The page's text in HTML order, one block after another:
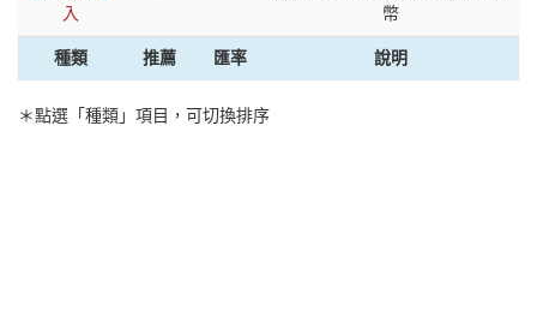
入
幣
種類 推薦 匯率 說明
＊點選「種類」項目，可切換排序